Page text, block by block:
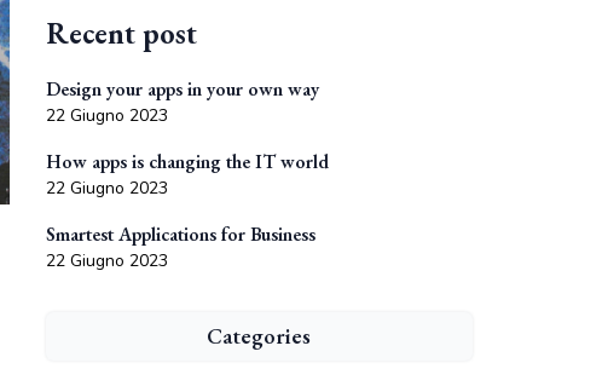
Recent post
Design your apps in your own way
22 Giugno 2023
How apps is changing the IT world
22 Giugno 2023
Smartest Applications for Business
22 Giugno 2023
Categories